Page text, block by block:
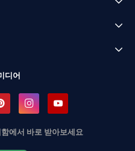
디어
에서 바로 받아보세요